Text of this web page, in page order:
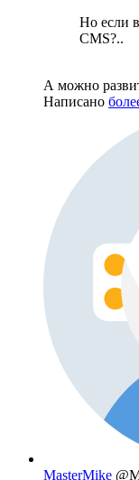
Но если
CMS?..
А можно
Написано
MasterMike